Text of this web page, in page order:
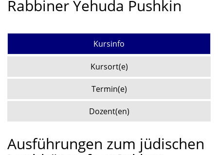
Rabbiner Yehuda Pushkin
Kursinfo
Kursort(e)
Termin(e)
Dozent(en)
Ausführungen zum jüdischen